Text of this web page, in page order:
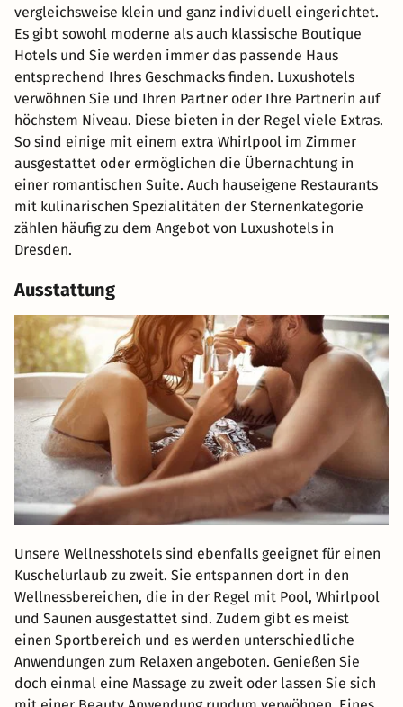
vergleichsweise klein und ganz individuell eingerichtet.
Es gibt sowohl moderne als auch klassische Boutique
Hotels und Sie werden immer das passende Haus
entsprechend Ihres Geschmacks finden. Luxushotels
verwöhnen Sie und Ihren Partner oder Ihre Partnerin auf
höchstem Niveau. Diese bieten in der Regel viele Extras.
So sind einige mit einem extra Whirlpool im Zimmer
ausgestattet oder ermöglichen die Übernachtung in
einer romantischen Suite. Auch hauseigene Restaurants
mit kulinarischen Spezialitäten der Sternenkategorie
zählen häufig zu dem Angebot von Luxushotels in
Dresden.
Ausstattung
Unsere Wellnesshotels sind ebenfalls geeignet für einen
Kuschelurlaub zu zweit. Sie entspannen dort in den
Wellnessbereichen, die in der Regel mit Pool, Whirlpool
und Saunen ausgestattet sind. Zudem gibt es meist
einen Sportbereich und es werden unterschiedliche
Anwendungen zum Relaxen angeboten. Genießen Sie
doch einmal eine Massage zu zweit oder lassen Sie sich